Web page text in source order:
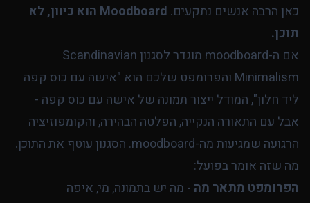
כאן הרבה אנשים נתקעים.
Moodboard הוא כיוון, לא
תוכן.
אם ה-moodboard מוגדר לסגנון Scandinavian
Minimalism והפרומפט שלכם הוא "אישה עם כוס קפה
ליד חלון", המודל ייצור תמונה של אישה עם כוס קפה -
אבל עם התאורה הנקייה, הפלטה הבהירה, והקומפוזיציה
הרגועה שמגיעות מה-moodboard. הסגנון עוטף את התוכן.
מה שזה אומר בפועל:
הפרומפט מתאר מה - מה יש בתמונה, מי, איפה